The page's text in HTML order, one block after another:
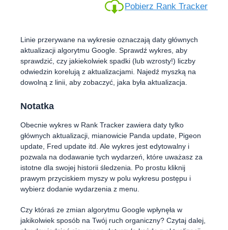
Pobierz Rank Tracker
Linie przerywane na wykresie oznaczają daty głównych
aktualizacji algorytmu Google. Sprawdź wykres, aby
sprawdzić, czy jakiekolwiek spadki (lub wzrosty!) liczby
odwiedzin korelują z aktualizacjami. Najedź myszką na
dowolną z linii, aby zobaczyć, jaka była aktualizacja.
Notatka
Obecnie wykres w Rank Tracker zawiera daty tylko
głównych aktualizacji, mianowicie Panda update, Pigeon
update, Fred update itd. Ale wykres jest edytowalny i
pozwala na dodawanie tych wydarzeń, które uważasz za
istotne dla swojej historii śledzenia. Po prostu kliknij
prawym przyciskiem myszy w polu wykresu postępu i
wybierz dodanie wydarzenia z menu.
Czy któraś ze zmian algorytmu Google wpłynęła w
jakikolwiek sposób na Twój ruch organiczny? Czytaj dalej,